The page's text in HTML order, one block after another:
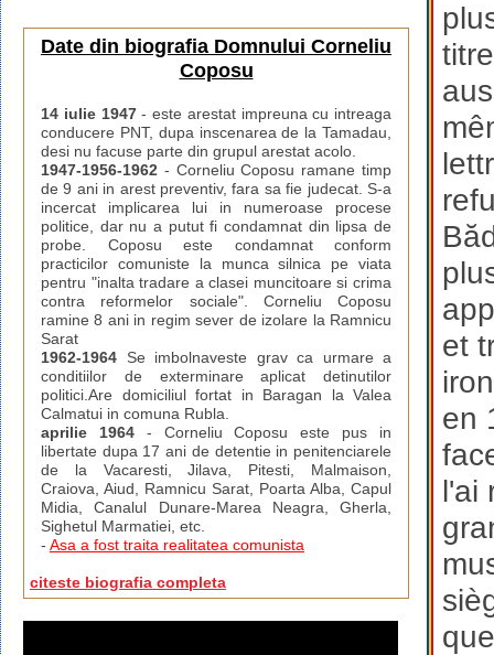
et
en
l'ai
Date din biografia Domnului Corneliu
Coposu
14 iulie 1947- este arestat impreuna cu intreaga
conducere PNT, dupa inscenarea de la Tamadau,
desi nu facuse parte din grupul arestat acolo.
1947-1956-1962 - Corneliu Coposu ramane timp
de 9 ani in arest preventiv, fara sa fie judecat. S-a
incercat implicarea lui in numeroase procese
politice, dar nu a putut fi condamnat din lipsa de
probe. Coposu este condamnat conform
practicilor comuniste la munca silnica pe viata
pentru "inalta tradare a clasei muncitoare si crima
contra reformelor sociale". Corneliu Coposu
ramine 8 ani in regim sever de izolare la Ramnicu
Sarat
1962-1964 Se imbolnaveste grav ca urmare a
conditiilor de exterminare aplicat detinutilor
politici.Are domiciliul fortat in Baragan la Valea
Calmatui in comuna Rubla.
aprilie 1964- Corneliu Coposu este pus in
libertate dupa 17 ani de detentie in penitenciarele
de la Vacaresti, Jilava, Pitesti, Malmaison,
Craiova, Aiud, Ramnicu Sarat, Poarta Alba, Capul
Midia, Canalul Dunare-Marea Neagra, Gherla,
Sighetul Marmatiei, etc.
- Asa a fost traita realitatea comunista
citeste biografia completa